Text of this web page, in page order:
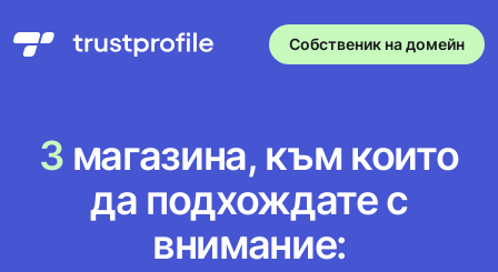
Собственик на домейн
3 магазина, към които
да подхождате с
внимание: